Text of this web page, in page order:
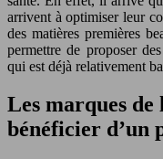
arrivent à optimiser leur
des matières premières
permettre de proposer
qui est déjà relativement
Les marques de
bénéficier d’un